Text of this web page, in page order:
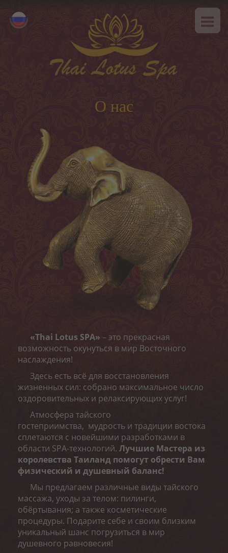
Eesti
О НАС
Классический массаж
SPA-программы
Тайские программы
Обертывания
«MELON CARE» (-40%)
О нас
«Thai Lotus SPA» – это прекрасная
возможность окунуться в мир Восточного
наслаждения!
Здесь есть всё для восстановления
жизненных сил: собрано максимальное число
оздоровительных и релаксирующих услуг!
Атмосфера тайского
гостеприимства, мудрость и традиции востока
сплетаются с новейшими разработками в
области SPA-технологий. Лучшие Мастера из
королевства Таиланд помогут обрести Вам
физический и душевный баланс!
Мы предлагаем различные виды тайского
массажа, уходы за телом: пилинги,
обёртывания; а также косметические
процедуры. Подарите себе и своим близким
уникальный шанс погрузиться в мир
душевного равновесия!